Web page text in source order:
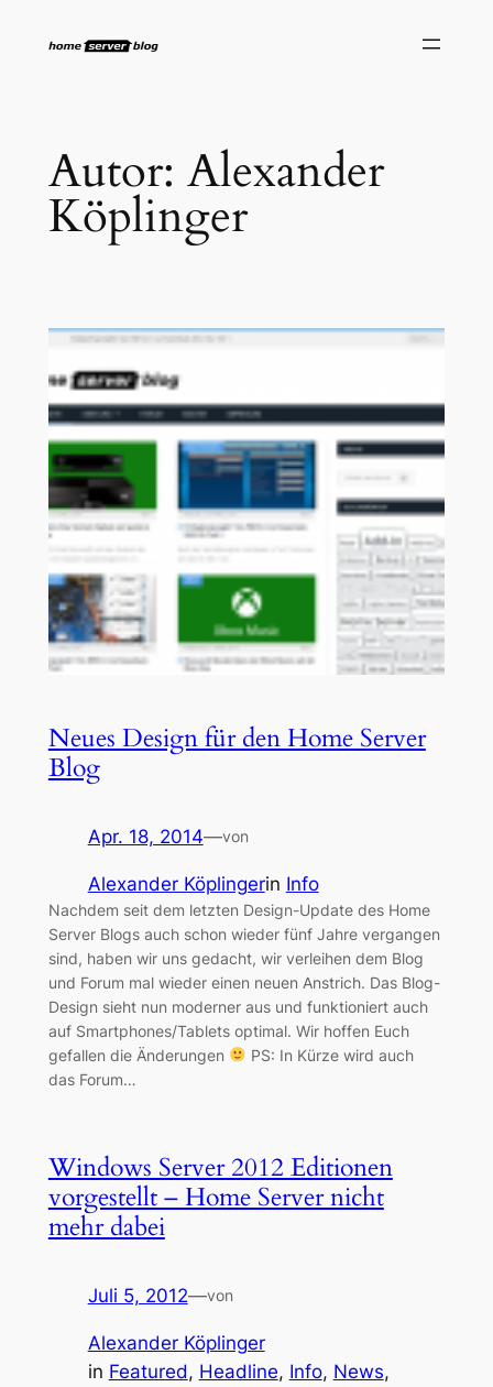
Inhalt
Autor: Alexander
Köplinger
Neues Design für den Home Server
Blog
Apr. 18, 2014—von
Alexander Köplingerin Info
Nachdem seit dem letzten Design-Update des Home
Server Blogs auch schon wieder fünf Jahre vergangen
sind, haben wir uns gedacht, wir verleihen dem Blog
und Forum mal wieder einen neuen Anstrich. Das Blog-
Design sieht nun moderner aus und funktioniert auch
auf Smartphones/Tablets optimal. Wir hoffen Euch
gefallen die Änderungen
PS: In Kürze wird auch
das Forum…
Windows Server 2012 Editionen
vorgestellt – Home Server nicht
mehr dabei
Juli 5, 2012—von
Alexander Köplinger
in Featured, Headline, Info, News